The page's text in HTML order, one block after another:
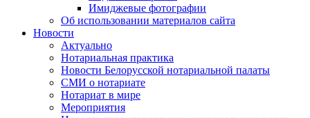
Имиджевые фотографии
Об использовании материалов сайта
Новости
Актуально
Нотариальная практика
Новости Белорусской нотариальной палаты
СМИ о нотариате
Нотариат в мире
Мероприятия